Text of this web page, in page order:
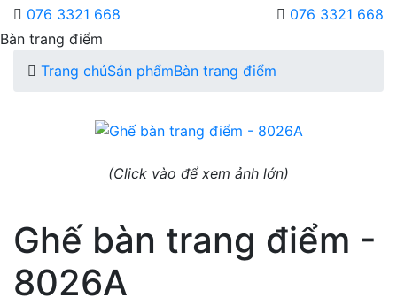
076 3321 668
076 3321 668
Bàn trang điểm
Trang chủSản phẩmBàn trang điểm
(Click vào để xem ảnh lớn)
Ghế bàn trang điểm -
8026A